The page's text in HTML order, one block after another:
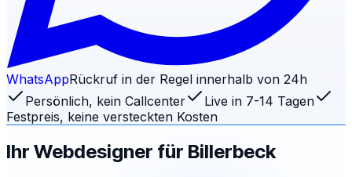
WhatsAppRückruf in der Regel innerhalb von 24h
Persönlich, kein Callcenter
Live in 7-14 Tagen
Festpreis, keine versteckten Kosten
Ihr Webdesigner für Billerbeck